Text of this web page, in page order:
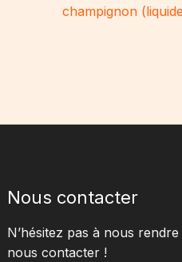
champignon
Nous contacter
N’hésitez pas à nous
nous contacter !